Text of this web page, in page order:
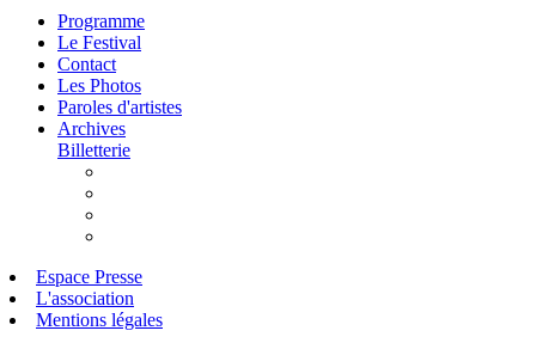
Programme
Le Festival
Contact
Les Photos
Paroles d'artistes
Archives
Billetterie
Espace Presse
L'association
Mentions légales